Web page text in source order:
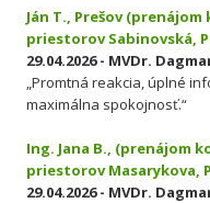
Ján T., Prešov (prenájom
priestorov Sabinovská,
29.04.2026 - MVDr.
„Promtná reakcia, úplné
maximálna spokojnosť.“
Ing. Jana B., (prenájom
priestorov Masarykova,
29.04.2026 - MVDr.